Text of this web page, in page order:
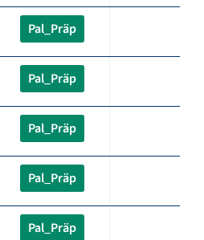
Pal_Präp
Pal_Präp
Pal_Präp
Pal_Präp
Pal_Präp